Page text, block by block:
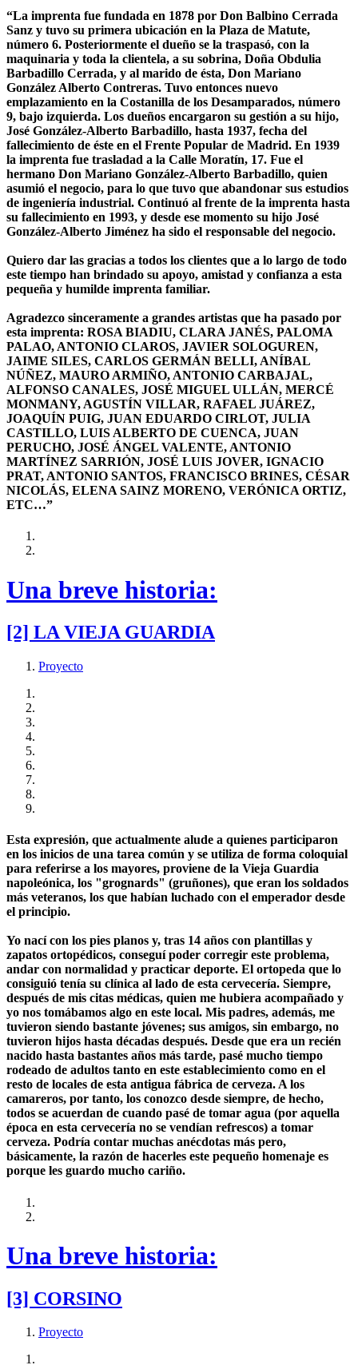
“La imprenta fue fundada en 1878 por Don Balbino Cerrada
Sanz y tuvo su primera ubicación en la Plaza de Matute,
número 6. Posteriormente el dueño se la traspasó, con la
maquinaria y toda la clientela, a su sobrina, Doña Obdulia
Barbadillo Cerrada, y al marido de ésta, Don Mariano
González Alberto Contreras. Tuvo entonces nuevo
emplazamiento en la Costanilla de los Desamparados, número
9, bajo izquierda. Los dueños encargaron su gestión a su hijo,
José González-Alberto Barbadillo, hasta 1937, fecha del
fallecimiento de éste en el Frente Popular de Madrid. En 1939
la imprenta fue trasladad a la Calle Moratín, 17. Fue el
hermano Don Mariano González-Alberto Barbadillo, quien
asumió el negocio, para lo que tuvo que abandonar sus estudios
de ingeniería industrial. Continuó al frente de la imprenta hasta
su fallecimiento en 1993, y desde ese momento su hijo José
González-Alberto Jiménez ha sido el responsable del negocio.
Quiero dar las gracias a todos los clientes que a lo largo de todo
este tiempo han brindado su apoyo, amistad y confianza a esta
pequeña y humilde imprenta familiar.
Agradezco sinceramente a grandes artistas que ha pasado por
esta imprenta: ROSA BIADIU, CLARA JANÉS, PALOMA
PALAO, ANTONIO CLAROS, JAVIER SOLOGUREN,
JAIME SILES, CARLOS GERMÁN BELLI, ANÍBAL
NÚÑEZ, MAURO ARMIÑO, ANTONIO CARBAJAL,
ALFONSO CANALES, JOSÉ MIGUEL ULLÁN, MERCÉ
MONMANY, AGUSTÍN VILLAR, RAFAEL JUÁREZ,
JOAQUÍN PUIG, JUAN EDUARDO CIRLOT, JULIA
CASTILLO, LUIS ALBERTO DE CUENCA, JUAN
PERUCHO, JOSÉ ÁNGEL VALENTE, ANTONIO
MARTÍNEZ SARRIÓN, JOSÉ LUIS JOVER, IGNACIO
PRAT, ANTONIO SANTOS, FRANCISCO BRINES, CÉSAR
NICOLÁS, ELENA SAINZ MORENO, VERÓNICA ORTIZ,
ETC…”
Una breve historia:
[2] LA VIEJA GUARDIA
Proyecto
Esta expresión, que actualmente alude a quienes participaron
en los inicios de una tarea común y se utiliza de forma coloquial
para referirse a los mayores, proviene de la Vieja Guardia
napoleónica, los "grognards" (gruñones), que eran los soldados
más veteranos, los que habían luchado con el emperador desde
el principio.
Yo nací con los pies planos y, tras 14 años con plantillas y
zapatos ortopédicos, conseguí poder corregir este problema,
andar con normalidad y practicar deporte. El ortopeda que lo
consiguió tenía su clínica al lado de esta cervecería. Siempre,
después de mis citas médicas, quien me hubiera acompañado y
yo nos tomábamos algo en este local. Mis padres, además, me
tuvieron siendo bastante jóvenes; sus amigos, sin embargo, no
tuvieron hijos hasta décadas después. Desde que era un recién
nacido hasta bastantes años más tarde, pasé mucho tiempo
rodeado de adultos tanto en este establecimiento como en el
resto de locales de esta antigua fábrica de cerveza. A los
camareros, por tanto, los conozco desde siempre, de hecho,
todos se acuerdan de cuando pasé de tomar agua (por aquella
época en esta cervecería no se vendían refrescos) a tomar
cerveza. Podría contar muchas anécdotas más pero,
básicamente, la razón de hacerles este pequeño homenaje es
porque les guardo mucho cariño.
Una breve historia:
[3] CORSINO
Proyecto